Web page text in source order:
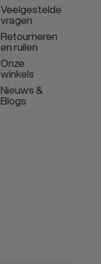
Veelgestelde
vragen
Retourneren
en ruilen
Onze
winkels
Nieuws &
Blogs